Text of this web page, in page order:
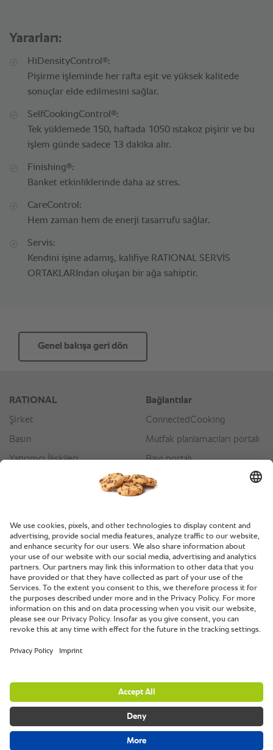
Yararları:
HiDensityControl ®:
Pişirme işleminde her rafta eşit ve yüksek kalitede
sonuçlar elde edilmesini sağlar.
SelfCookingControl ®:
Tek yüklemede 150, haftada 1050 ıstakoz pişirir ve bu
işlem günde sadece 13 dakika alır.
Finishing®:
Banket etkinliklerinde daha az stres.
CareControl:
Hem zaman hem de enerji tasarrufu sağlar.
Servis:
Kendini işine adamış, kalifiye RATIONAL SERVİS
ORTAKLARIndan oluşan bir ağa sahiptir.
Genel bakışa geri dön